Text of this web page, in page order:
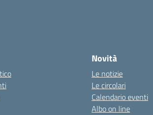
Novità
Le notizie
Le circolari
Calendario eventi
Albo on line